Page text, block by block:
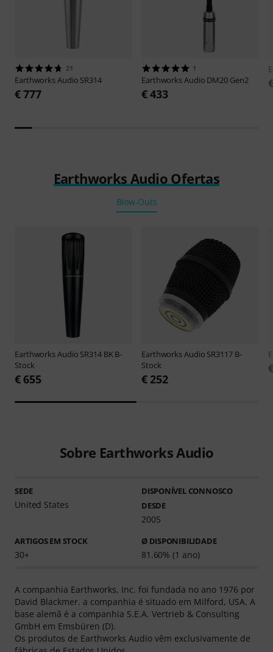
21
Earthworks Audio SR314
€ 777
1
Earthworks Audio DM20 Gen2
€ 433
Earthworks Audio Ofertas
Blow-Outs
Earthworks Audio SR314 BK B-
Stock
€ 655
Earthworks Audio SR3117 B-
Stock
€ 252
Sobre Earthworks Audio
SEDE
United States
DISPONÍVEL CONNOSCO
DESDE
2005
ARTIGOS EM STOCK
30+
Ø DISPONIBILIDADE
81.60% (1 ano)
A companhia Earthworks, Inc. foi fundada no ano 1976 por
David Blackmer. a companhia é situado em Milford, USA. A
base alemã é a companhia S.E.A. Vertrieb & Consulting
GmbH em Emsbüren (D).
Os produtos de Earthworks Audio vêm exclusivamente de